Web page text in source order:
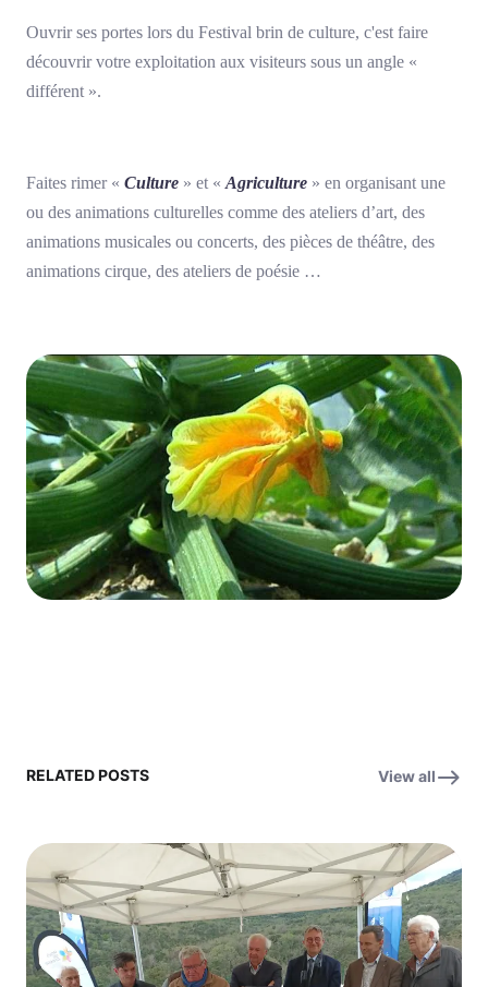
Ouvrir ses portes lors du Festival brin de culture, c'est faire
découvrir votre exploitation aux visiteurs sous un angle «
différent ».
Faites rimer « Culture » et « Agriculture » en organisant une
ou des animations culturelles comme des ateliers d’art, des
animations musicales ou concerts, des pièces de théâtre, des
animations cirque, des ateliers de poésie …
RELATED POSTS View all